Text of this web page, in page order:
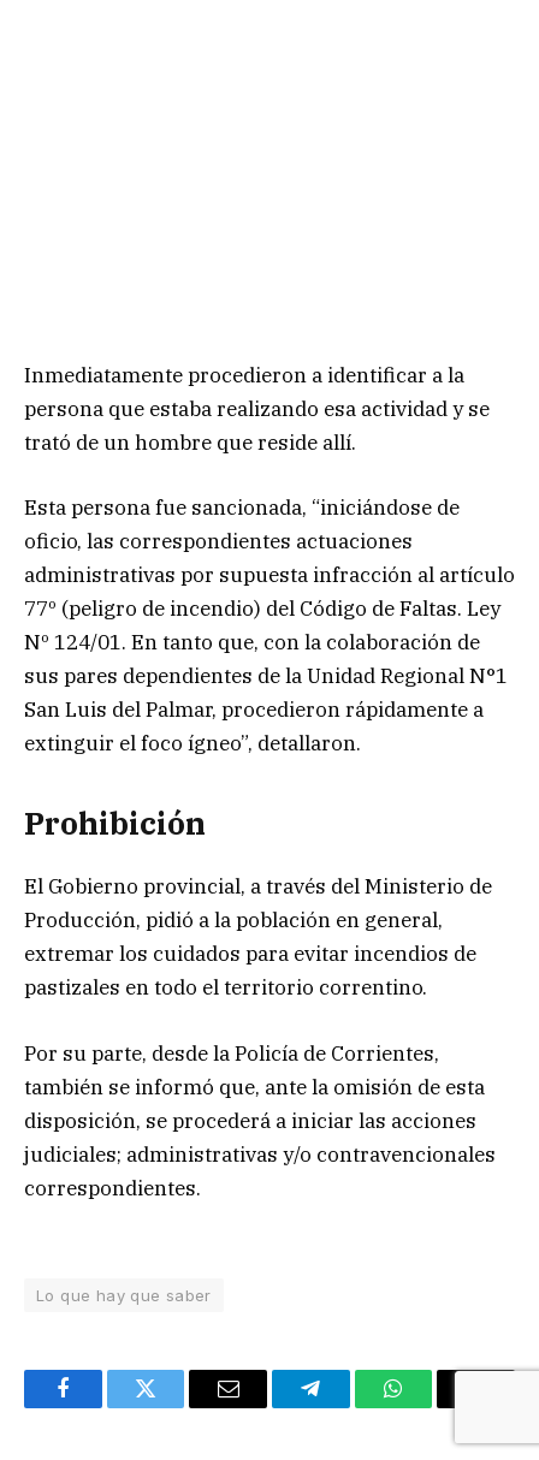
Inmediatamente procedieron a identificar a la
persona que estaba realizando esa actividad y se
trató de un hombre que reside allí.
Esta persona fue sancionada, “iniciándose de
oficio, las correspondientes actuaciones
administrativas por supuesta infracción al artículo
77º (peligro de incendio) del Código de Faltas. Ley
Nº 124/01. En tanto que, con la colaboración de
sus pares dependientes de la Unidad Regional N°1
San Luis del Palmar, procedieron rápidamente a
extinguir el foco ígneo”, detallaron.
Prohibición
El Gobierno provincial, a través del Ministerio de
Producción, pidió a la población en general,
extremar los cuidados para evitar incendios de
pastizales en todo el territorio correntino.
Por su parte, desde la Policía de Corrientes,
también se informó que, ante la omisión de esta
disposición, se procederá a iniciar las acciones
judiciales; administrativas y/o contravencionales
correspondientes.
Lo que hay que saber
FacebookTwitter Email TelegramWhatsApp
Link